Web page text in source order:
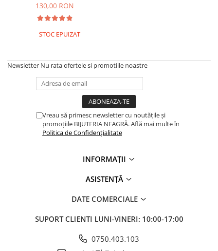
Lănțișoare cu Cruce
Lănțișoare cu Stea
Lănțișoare cu Soare
Lănțișoare cu Zodii
Lănțișoare cu Molecule
Lănțișoare cu Pietre Naturale
Lănțișoare Argint Diverse
COLIERE CU PERLE
Coliere cu Perle Naturale
COLIERE ȘNUR REGLABIL
Coliere cu Soare
130,00 RON
STOC EPUIZAT
Newsletter Nu rata ofertele si promotiile noastre
Vreau să primesc newsletter cu noutățile și
promoțiile BIJUTERIA NEAGRĂ. Află mai multe în
Politica de Confidențialitate
INFORMAȚII
ASISTENȚĂ
DATE COMERCIALE
SUPORT CLIENTI LUNI-VINERI: 10:00-17:00
0750.403.103